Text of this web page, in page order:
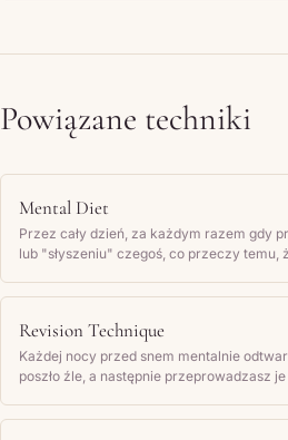
Powiązane techniki
Mental Diet
Przez cały dzień, za każdym razem gdy
lub "słyszeniu" czegoś, co przeczy temu,
już to ma.
Revision Technique
Każdej nocy przed snem mentalnie
poszło źle, a następnie przeprowadzasz
się prawdziwa.